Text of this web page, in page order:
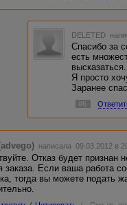
DELETED
Спасибо за
есть
высказаться.
Я просто
Заранее
#6
написала 09.03.2012 в
Отказ будет признан
заказа. Если ваша работа
тогда вы можете